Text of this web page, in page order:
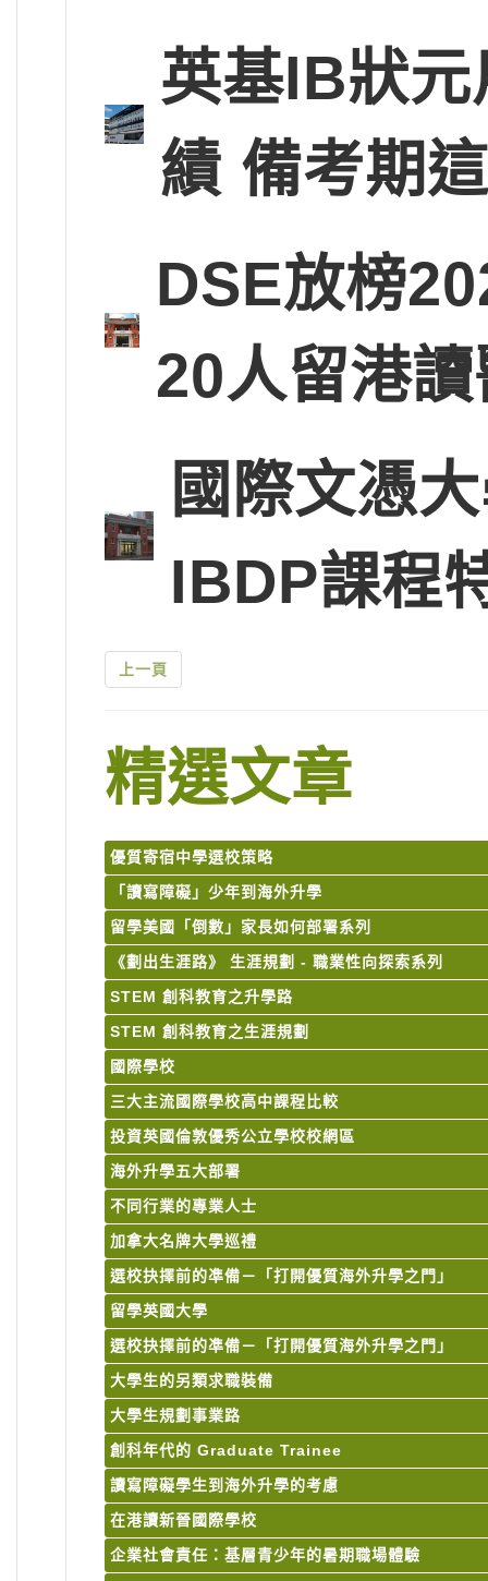
英基IB狀
績 備考期
DSE放榜
20人留港
國際文憑
IBDP課程
上一頁
精選文章
優質寄宿中學選校策略
「讀寫障礙」少年到海外升學
留學美國「倒數」家長如何部署系列
《劃出生涯路》 生涯規劃 - 職業性向探索系列
STEM 創科教育之升學路
STEM 創科教育之生涯規劃
國際學校
三大主流國際學校高中課程比較
投資英國倫敦優秀公立學校校網區
海外升學五大部署
不同行業的專業人士
加拿大名牌大學巡禮
選校抉擇前的凖備－「打開優質海外升學之門」
留學英國大學
選校抉擇前的凖備－「打開優質海外升學之門」
大學生的另類求職裝備
大學生規劃事業路
創科年代的 Graduate Trainee
讀寫障礙學生到海外升學的考慮
在港讀新晉國際學校
企業社會責任：基層青少年的暑期職場體驗